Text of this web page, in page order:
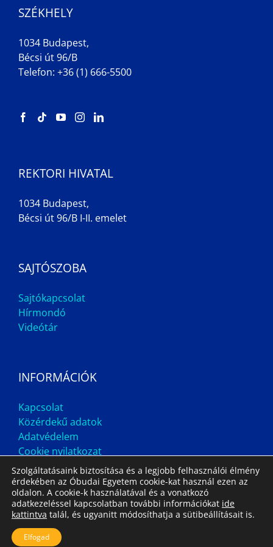
SZÉKHELY
1034 Budapest,
Bécsi út 96/B
Telefon: +36 (1) 666-5500
REKTORI HIVATAL
1034 Budapest,
Bécsi út 96/B I-II. emelet
SAJTÓSZOBA
Sajtókapcsolat
Hírmondó
Videótár
INFORMÁCIÓK
Kapcsolat
Közérdekű adatok
Adatvédelem
Cookie nyilatkozat
Impresszum
Szolgáltatásaink biztosítása és a legjobb felhasználói élmény
érdekében az Óbudai Egyetem cookie-kat használ ezen az
oldalon. A cookie-k használatával és a vonatkozó
adatkezeléssel kapcsolatban további információkat ide
kattintva talál, és ugyanitt módosíthatja a sütibeállításait is.
Elfogad